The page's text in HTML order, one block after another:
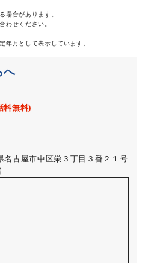
場合があります。
わせください。
年月として表示しています。
へ
料無料)
古屋市中区栄３丁目３番２１号